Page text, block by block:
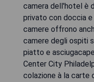
camera dell'hotel è
privato con doccia
camere offrono
camere degli ospiti
piatto e
Center City
colazione à la carte